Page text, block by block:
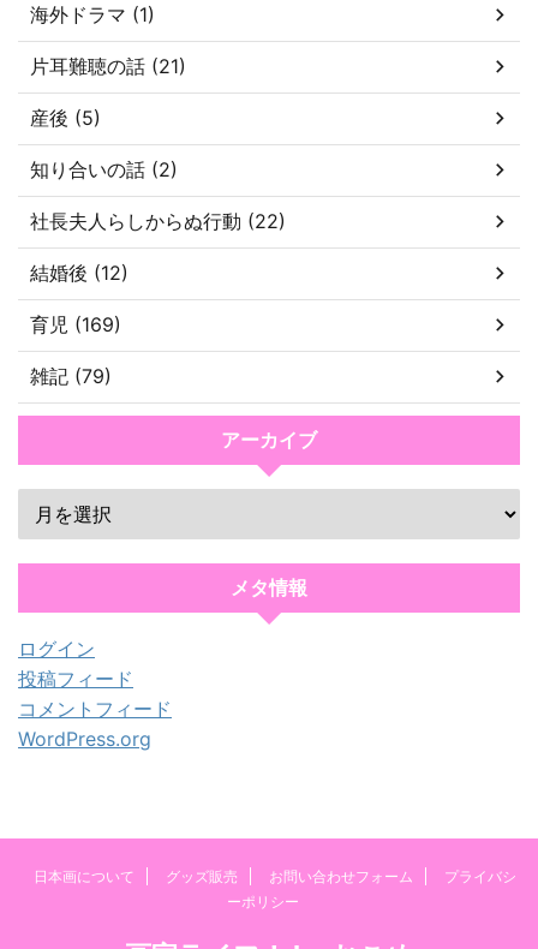
海外ドラマ (1)
片耳難聴の話 (21)
産後 (5)
知り合いの話 (2)
社長夫人らしからぬ行動 (22)
結婚後 (12)
育児 (169)
雑記 (79)
アーカイブ
メタ情報
ログイン
投稿フィード
コメントフィード
WordPress.org
日本画について グッズ販売 お問い合わせフォーム
プライバシ
ーポリシー